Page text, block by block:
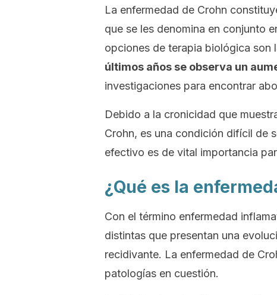
La enfermedad de Crohn
que se les denomina en conjunto
opciones de terapia biológica son
últimos años se observa un
investigaciones para encontrar
Debido a la cronicidad que
Crohn, es una condición difícil de
efectivo es de vital importancia
¿Qué es la
Con el término enfermedad
distintas que presentan una
recidivante. La enfermedad de
patologías en cuestión.